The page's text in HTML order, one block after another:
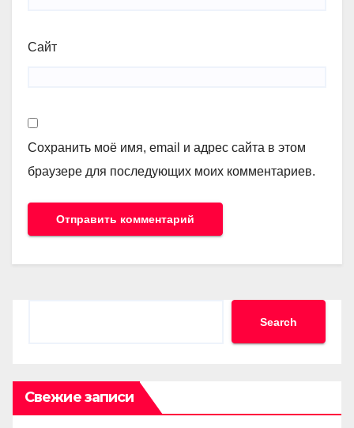
Сайт
Сохранить моё имя, email и адрес сайта в этом
браузере для последующих моих комментариев.
Search
Свежие записи